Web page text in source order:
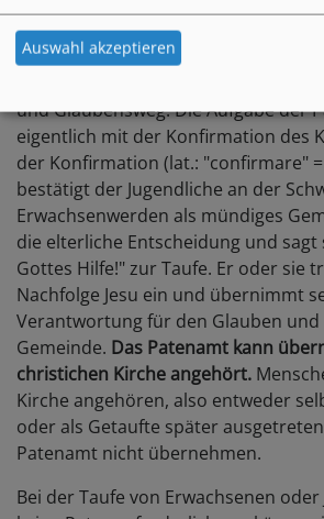
Das können wir gerne gemeinsam
Paten
Paten begleiten die getauften
und Glaubensweg. Die Aufgabe der
eigentlich mit der Konfirmation des
der Konfirmation (lat.: "confirmare"
bestätigt der Jugendliche an der
Erwachsenwerden als mündiges
die elterliche Entscheidung und sagt
Gottes Hilfe!" zur Taufe. Er oder sie
Nachfolge Jesu ein und übernimmt
Verantwortung für den Glauben und
Gemeinde. Das Patenamt kann
christichen Kirche angehört.
Kirche angehören, also entweder
oder als Getaufte später
Patenamt nicht übernehmen.
Bei der Taufe von Erwachsenen
Auswahl akzeptieren